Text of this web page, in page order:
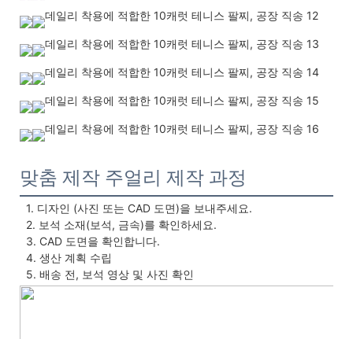
맞춤 제작 주얼리 제작 과정
1. 디자인 (사진 또는 CAD 도면)을 보내주세요.
2. 보석 소재(보석, 금속)를 확인하세요.
3. CAD 도면을 확인합니다.
4. 생산 계획 수립
5. 배송 전, 보석 영상 및 사진 확인